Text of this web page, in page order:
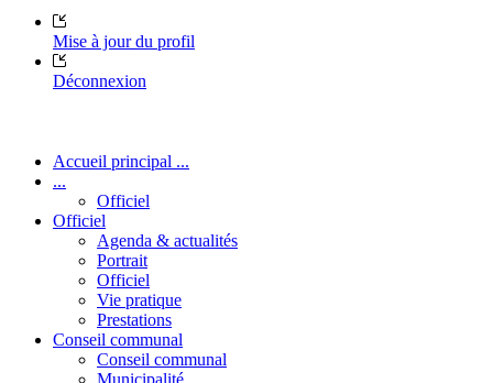
Mise à jour du profil
Déconnexion
Accueil principal ...
...
Officiel
Officiel
Agenda & actualités
Portrait
Officiel
Vie pratique
Prestations
Conseil communal
Conseil communal
Municipalité